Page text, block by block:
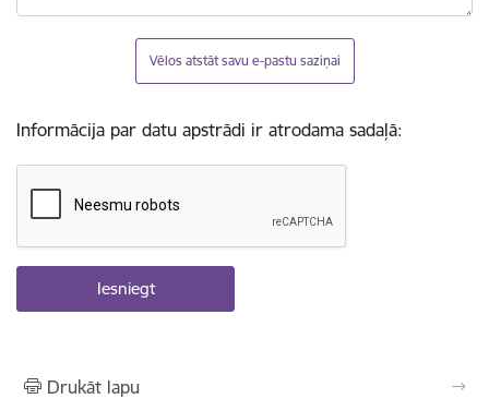
Vēlos atstāt savu e-pastu saziņai
Informācija par datu apstrādi ir atrodama sadaļā:
Drukāt lapu